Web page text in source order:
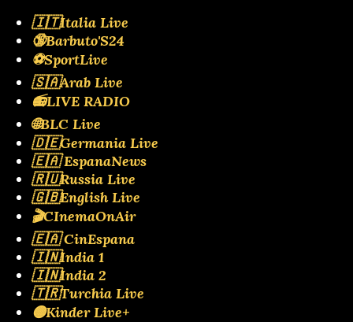
🇮🇹Italia Live
🔞Barbuto'S24
⚽SportLive
🇸🇦Arab Live
📻LIVE RADIO
🌐BLC Live
🇩🇪Germania Live
🇪🇦 EspanaNews
🇷🇺Russia Live
🇬🇧English Live
🎬CInemaOnAir
🇪🇦 CinEspana
🇮🇳India 1
🇮🇳India 2
🇹🇷Turchia Live
🟡Kinder Live+